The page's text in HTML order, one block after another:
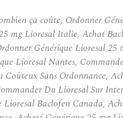
ça coûte, Ordonner
mg Lioresal Italie, Achat
Générique Lioresal
Lioresal Nantes,
Sans Ordonnance,
Du Lioresal Sur
Baclofen Canada,